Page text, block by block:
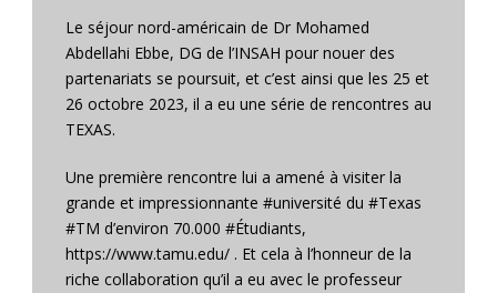
Le séjour nord-américain de Dr Mohamed
Abdellahi Ebbe, DG de l’INSAH pour nouer des
partenariats se poursuit, et c’est ainsi que les 25 et
26 octobre 2023, il a eu une série de rencontres au
TEXAS.
Une première rencontre lui a amené à visiter la
grande et impressionnante #université du #Texas
#TM d’environ 70.000 #Étudiants,
https://www.tamu.edu/ . Et cela à l’honneur de la
riche collaboration qu’il a eu avec le professeur